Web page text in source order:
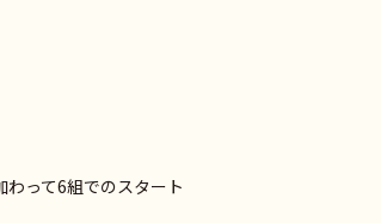
って6組でのスタート